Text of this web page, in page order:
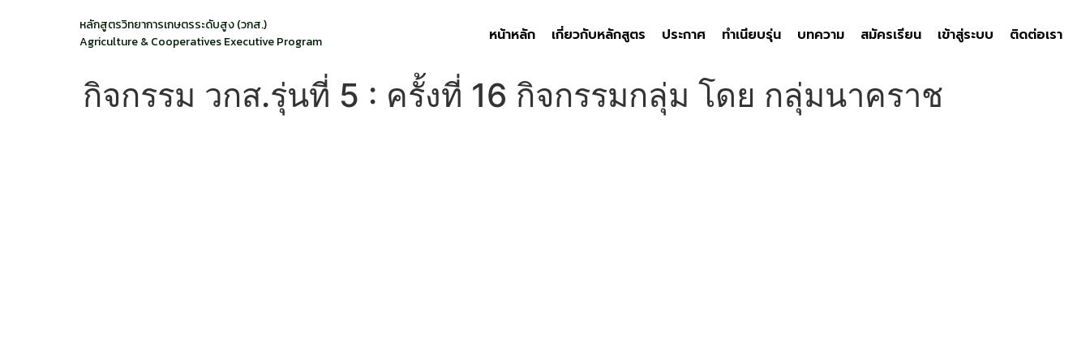
หลักสูตรวิทยาการเกษตรระดับสูง (วกส.)
Agriculture & Cooperatives Executive Program
หน้าหลัก เกี่ยวกับหลักสูตร ประกาศ ทำเนียบรุ่น บทความ สมัครเรียน เข้าสู่ระบบ ติดต่อเรา
กิจกรรม วกส.รุ่นที่ 5 : ครั้งที่ 16 กิจกรรมกลุ่ม โดย กลุ่มนาคราช